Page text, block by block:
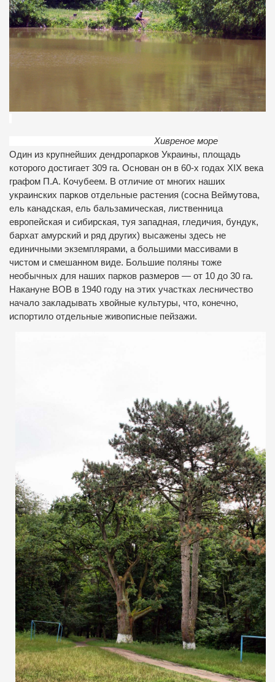
Хивреное море
Один из крупнейших дендропарков Украины, площадь
которого достигает 309 га. Основан он в 60-х годах XIX века
графом П.А. Кочубеем. В отличие от многих наших
украинских парков отдельные растения (сосна Веймутова,
ель канадская, ель бальзамическая, лиственница
европейская и сибирская, туя западная, гледичия, бундук,
бархат амурский и ряд других) высажены здесь не
единичными экземплярами, а большими массивами в
чистом и смешанном виде. Большие поляны тоже
необычных для наших парков размеров — от 10 до 30 га.
Накануне ВОВ в 1940 году на этих участках лесничество
начало закладывать хвойные культуры, что, конечно,
испортило отдельные живописные пейзажи.